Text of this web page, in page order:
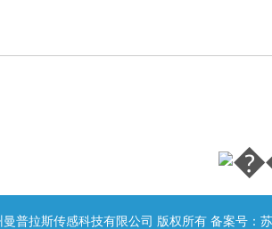
普拉斯传感科技有限公司 版权所有 备案号：